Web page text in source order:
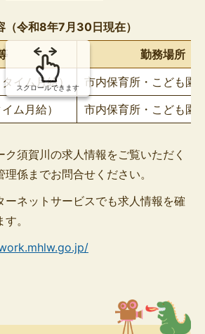
令和8年7月30日現在）
勤務場所
イム月給）
市内保育所・こども園
ム月給）
市内保育所・こども園
スクロールできます
須賀川の求人情報をご覧いただく
係までお問合せください。
ーネットサービスでも求人情報を確
。